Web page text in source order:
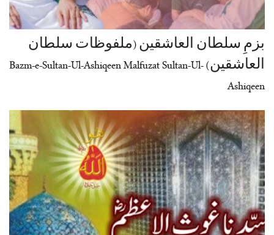
بزمِ سلطان العاشقین (ملفوظات سلطان
العاشقین) Bazm-e-Sultan-Ul-Ashiqeen Malfuzat Sultan-Ul-
Ashiqeen